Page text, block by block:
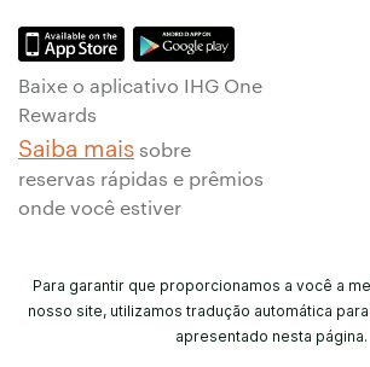
Baixe o aplicativo IHG One
Rewards
Saiba mais sobre
reservas rápidas e prêmios
onde você estiver
Para garantir que proporcionamos a você a
nosso site, utilizamos tradução automática
apresentado nesta página.